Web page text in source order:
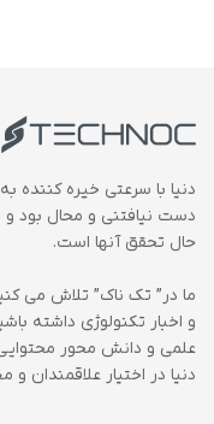
دنیا با سرعتی خیره کننده
دست نیافتنی و محال بود و
حال تحقق آنها است.
ما در” تک ناک” تلاش می
و اخبار تکنولوژی داشته
علمی و دانش محور محتوایی
دنیا در اختیار علاقمندان